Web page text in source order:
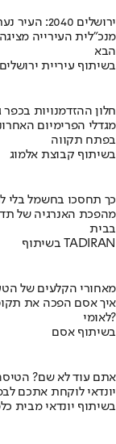
ירושלים 2040: העיר נערכת ל- 1.5 מליון תושבים
מנכ"לית העירייה
הבא
בשיתוף עיריית ירושלים
חלון ההזדמנויות בכפר
בפתח תקווה
בשיתוף קבוצת אלמוג
כך תחסכו בחשמל בלי
מהפכת האנרגיה של
בבית
בשיתוף TADIRAN
מאחורי הקלעים של
לאומי?
בשיתוף אסם
אתם עוד לא שם?
יונדאי לוקחת אתכם
בשיתוף יונדאי מבית